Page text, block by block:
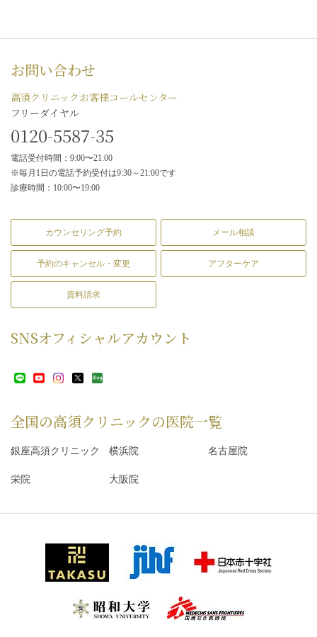
お問い合わせ
高須クリニックお客様コールセンター
フリーダイヤル
0120-5587-35
電話受付時間：9:00〜21:00
※毎月1日の電話予約受付は9:30～21:00です
診療時間：10:00〜19:00
カウンセリング予約 メール相談
予約のキャンセル・変更 アフターケア
資料請求
SNSオフィシャルアカウント
全国の高須クリニックの医院一覧
銀座高須クリニック 横浜院 名古屋院
栄院 大阪院